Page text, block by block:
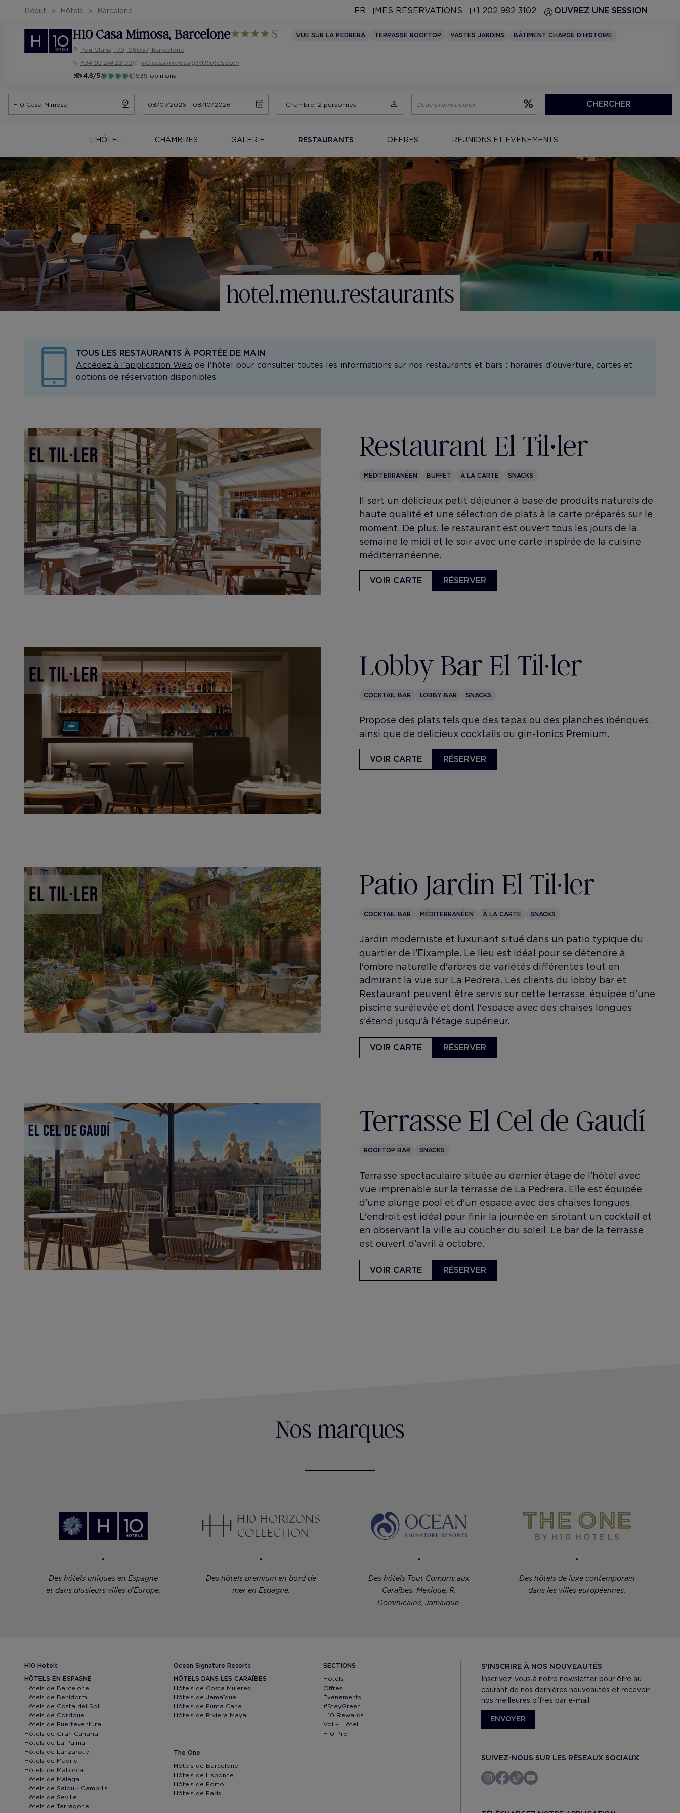
Début Hôtels Barcelone FR MES RÉSERVATIONS +1 202 982 3102 OUVREZ UNE SESSION
H10 Casa Mimosa, Barcelone VUE SUR LA PEDRERA TERRASSE ROOFTOP VASTES JARDINS
BÂTIMENT CHARGÉ D'HISTOIRE
Pau Claris, 179, 08037, Barcelone
+34 93 214 23 30
h10.casa.mimosa@h10hotels.com
4.8/5
939 opinions
CHERCHER
L'HÔTEL CHAMBRES GALERIE RESTAURANTS OFFRES RÉUNIONS ET ÉVÉNEMENTS
hotel.menu.restaurants
TOUS LES RESTAURANTS À PORTÉE DE MAIN
Accédez à l'application Web de l'hôtel pour consulter toutes les informations sur nos restaurants et bars : horaires d'ouverture, cartes et
options de réservation disponibles.
Restaurant El Til•ler
MÉDITERRANÉEN BUFFET À LA CARTE SNACKS
Il sert un délicieux petit déjeuner à base de produits naturels de
haute qualité et une sélection de plats à la carte préparés sur le
moment. De plus, le restaurant est ouvert tous les jours de la
semaine le midi et le soir avec une carte inspirée de la cuisine
méditerranéenne.
VOIR CARTE RÉSERVER
Lobby Bar El Til·ler
COCKTAIL BAR LOBBY BAR SNACKS
Propose des plats tels que des tapas ou des planches ibériques,
ainsi que de délicieux cocktails ou gin-tonics Premium.
VOIR CARTE RÉSERVER
Patio Jardin El Til·ler
COCKTAIL BAR MÉDITERRANÉEN À LA CARTE SNACKS
Jardin moderniste et luxuriant situé dans un patio typique du
quartier de l'Eixample. Le lieu est idéal pour se détendre à
l'ombre naturelle d'arbres de variétés différentes tout en
admirant la vue sur La Pedrera. Les clients du lobby bar et
Restaurant peuvent être servis sur cette terrasse, équipée d'une
piscine surélevée et dont l'espace avec des chaises longues
s'étend jusqu'à l'étage supérieur.
VOIR CARTE RÉSERVER
Terrasse El Cel de Gaudí
ROOFTOP BAR SNACKS
Terrasse spectaculaire située au dernier étage de l'hôtel avec
vue imprenable sur la terrasse de La Pedrera. Elle est équipée
d'une plunge pool et d'un espace avec des chaises longues.
L'endroit est idéal pour finir la journée en sirotant un cocktail et
en observant la ville au coucher du soleil. Le bar de la terrasse
est ouvert d’avril à octobre.
VOIR CARTE RÉSERVER
Nos marques
Des hôtels uniques en Espagne
et dans plusieurs villes d'Europe.
Des hôtels premium en bord de
mer en Espagne.
Des hôtels Tout Compris aux
Caraïbes: Mexique, R.
Dominicaine, Jamaïque.
Des hôtels de luxe contemporain
dans les villes européennes.
H10 Hotels
HÔTELS EN ESPAGNE
Hôtels de Barcelone
Hôtels de Benidorm
Hôtels de Costa del Sol
Hôtels de Cordoue
Hôtels de Fuerteventura
Hôtels de Gran Canaria
Hôtels de La Palma
Hôtels de Lanzarote
Hôtels de Madrid
Hôtels de Mallorca
Hôtels de Málaga
Hôtels de Salou - Cambrils
Hôtels de Seville
Hôtels de Tarragone
Ocean Signature Resorts
HÔTELS DANS LES CARAÏBES
Hôtels de Costa Mujeres
Hôtels de Jamaïque
Hôtels de Punta Cana
Hôtels de Riviera Maya
The One
Hôtels de Barcelone
Hôtels de Lisbonne
Hôtels de Porto
Hôtels de Paris
SECTIONS
Hôtels
Offres
Événements
#StayGreen
H10 Rewards
Vol + Hôtel
H10 Pro
S'INSCRIRE À NOS NOUVEAUTÉS
Inscrivez-vous à notre newsletter pour être au
courant de nos dernières nouveautés et recevoir
nos meilleures offres par e-mail
ENVOYER
SUIVEZ-NOUS SUR LES RÉSEAUX SOCIAUX